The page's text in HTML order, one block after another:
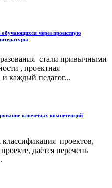
через проектную
стали привычными
, проектная
и каждый педагог...
ключевых компетенций
проектов,
даётся перечень